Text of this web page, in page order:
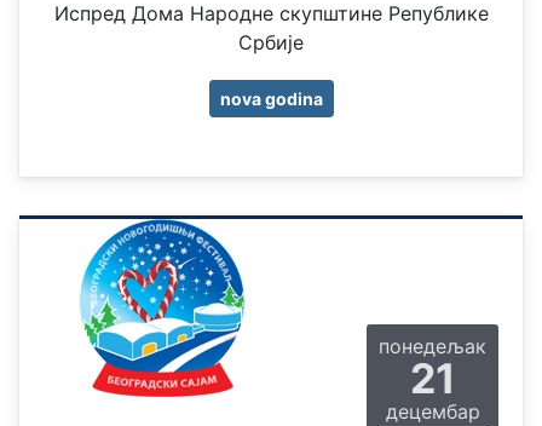
Испред Дома Народне скупштине Републике
Србије
nova godina
понедељак
21
децембар